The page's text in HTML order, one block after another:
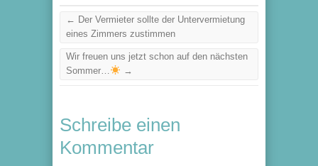
← Der Vermieter sollte der Untervermietung
eines Zimmers zustimmen
Wir freuen uns jetzt schon auf den nächsten
Sommer…
→
Schreibe einen
Kommentar